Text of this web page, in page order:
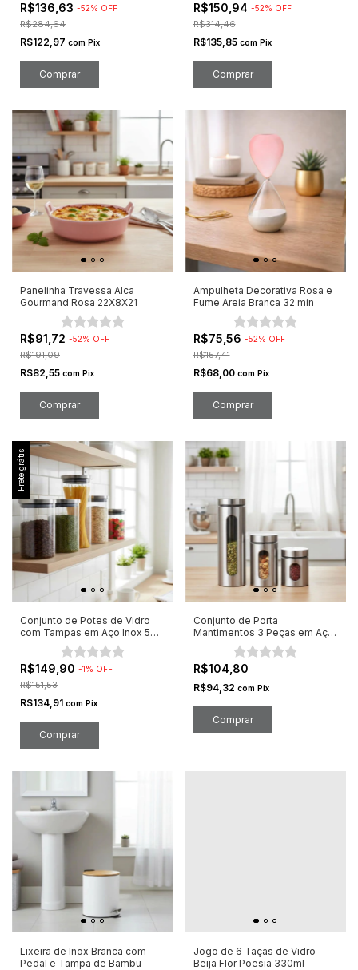
R$136,63 -52% OFF
R$284,64
R$122,97 com Pix
R$150,94 -52% OFF
R$314,46
R$135,85 com Pix
Panelinha Travessa Alca
Gourmand Rosa 22X8X21
R$91,72 -52% OFF
R$191,09
R$82,55 com Pix
Ampulheta Decorativa Rosa e
Fume Areia Branca 32 min
R$75,56 -52% OFF
R$157,41
R$68,00 com Pix
Frete grátis
Conjunto de Potes de Vidro
com Tampas em Aço Inox 5
Peças Tamanhos Variados
R$149,90 -1 % OFF
R$151,53
R$134,91 com Pix
Conjunto de Porta
Mantimentos 3 Peças em Aço
Inox e Vidro com Tampa de
R$104,80
R$94,32 com Pix
Lixeira de Inox Branca com
Pedal e Tampa de Bambu
Jogo de 6 Taças de Vidro
Beija Flor Poesia 330ml